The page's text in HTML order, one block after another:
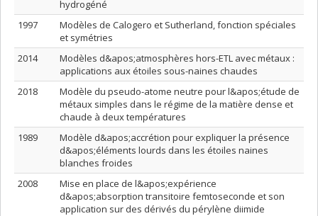
hydrogéné
1997
Modèles de Calogero et Sutherland, fonction spéciales
et symétries
2014
Modèles d&apos;atmosphères hors-ETL avec métaux :
applications aux étoiles sous-naines chaudes
2018
Modèle du pseudo-atome neutre pour l&apos;étude de
métaux simples dans le régime de la matière dense et
chaude à deux températures
1989
Modèle d&apos;accrétion pour expliquer la présence
d&apos;éléments lourds dans les étoiles naines
blanches froides
2008
Mise en place de l&apos;expérience
d&apos;absorption transitoire femtoseconde et son
application sur des dérivés du pérylène diimide